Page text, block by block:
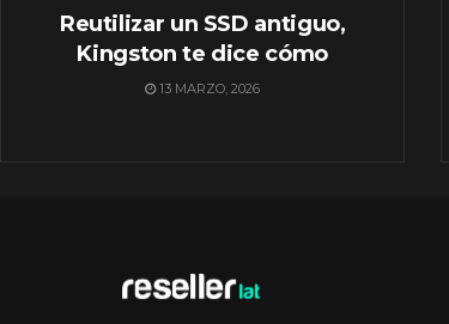
Reutilizar un SSD antiguo,
Kingston te dice cómo
13 MARZO, 2026